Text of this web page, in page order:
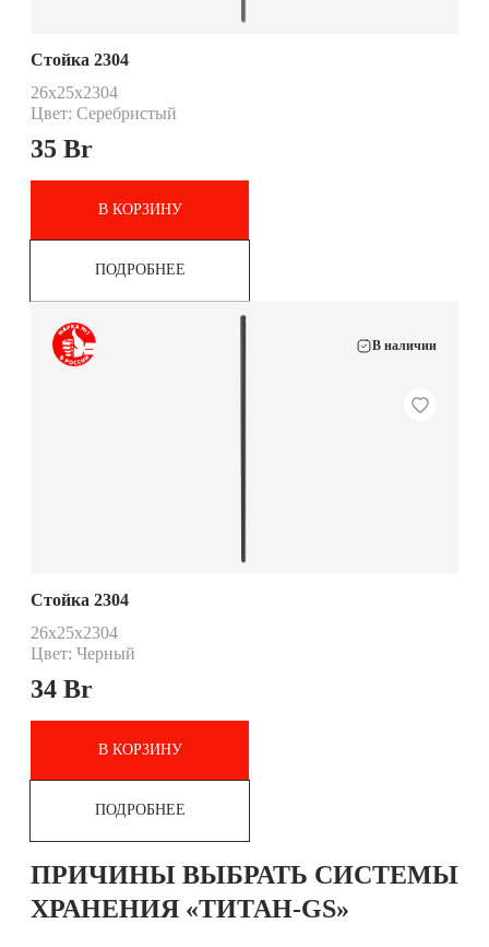
Стойка 2304
26x25x2304
Цвет: Серебристый
35 Br
В КОРЗИНУ
ПОДРОБНЕЕ
В наличии
Стойка 2304
26x25x2304
Цвет: Черный
34 Br
В КОРЗИНУ
ПОДРОБНЕЕ
ПРИЧИНЫ ВЫБРАТЬ СИСТЕМЫ
ХРАНЕНИЯ «ТИТАН-GS»